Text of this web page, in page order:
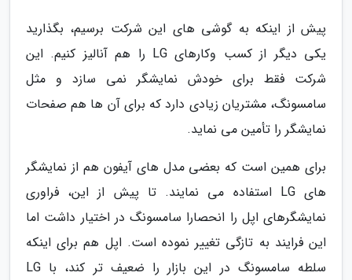
پیش از اینکه به گوشی های این شرکت برسیم، بگذارید
یکی دیگر از کسب وکارهای LG را هم آنالیز کنیم. این
شرکت فقط برای خودش نمایشگر نمی سازد و مثل
سامسونگ، مشتریان زیادی دارد که برای آن ها هم صفحات
نمایشگر را تأمین می نماید.
برای همین است که بعضی مدل های آیفون هم از نمایشگر
های LG استفاده می نمایند. تا پیش از این، فراوری
نمایشگرهای اپل را انحصارا سامسونگ در اختیار داشت اما
این فرایند به تازگی تغییر نموده است. اپل هم برای اینکه
سلطه سامسونگ در این بازار را ضعیف تر کند، با LG